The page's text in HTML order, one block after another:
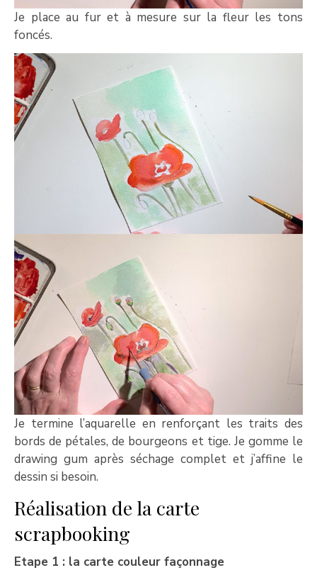
Je place au fur et à mesure sur la fleur les tons
foncés.
Je termine l’aquarelle en renforçant les traits des
bords de pétales, de bourgeons et tige. Je gomme le
drawing gum après séchage complet et j’affine le
dessin si besoin.
Réalisation de la carte
scrapbooking
Etape 1 : la carte couleur façonnage